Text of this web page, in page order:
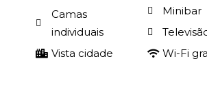
Camas
individuais
Vista cidade
Minibar
Wi-Fi